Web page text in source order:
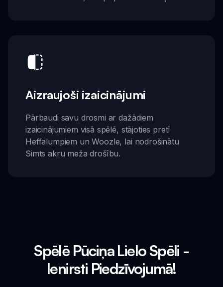
Aizraujoši izaicinājumi
Pārbaudi savu drosmi ar dažādiem
izaicinājumiem visā spēlē, stājoties pretī
Heffalumpiem un Woozle, lai nodrošinātu
Simts akru meža drošību.
Spēlē Pūciņa Lielo Spēli -
Ienirsti Piedzīvojumā!